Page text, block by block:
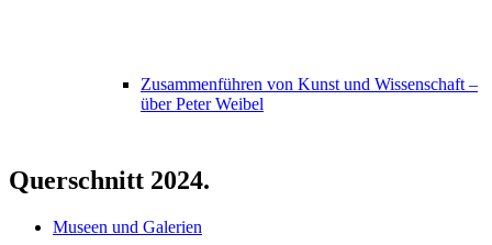
Zusammenführen von Kunst und Wissenschaft –
über Peter Weibel
Querschnitt 2024.
Museen und Galerien